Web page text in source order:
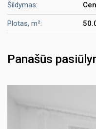
Šildymas:
Plotas, m²:
Panašūs